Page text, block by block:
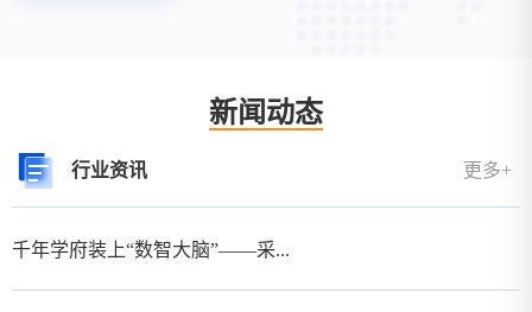
新闻动态
更多+
行业资讯
千年学府装上“数智大脑”——采...